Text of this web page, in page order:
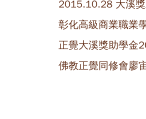
2015.10.28 大溪
彰化高級商業職業
正覺大溪獎助學金
佛教正覺同修會廖